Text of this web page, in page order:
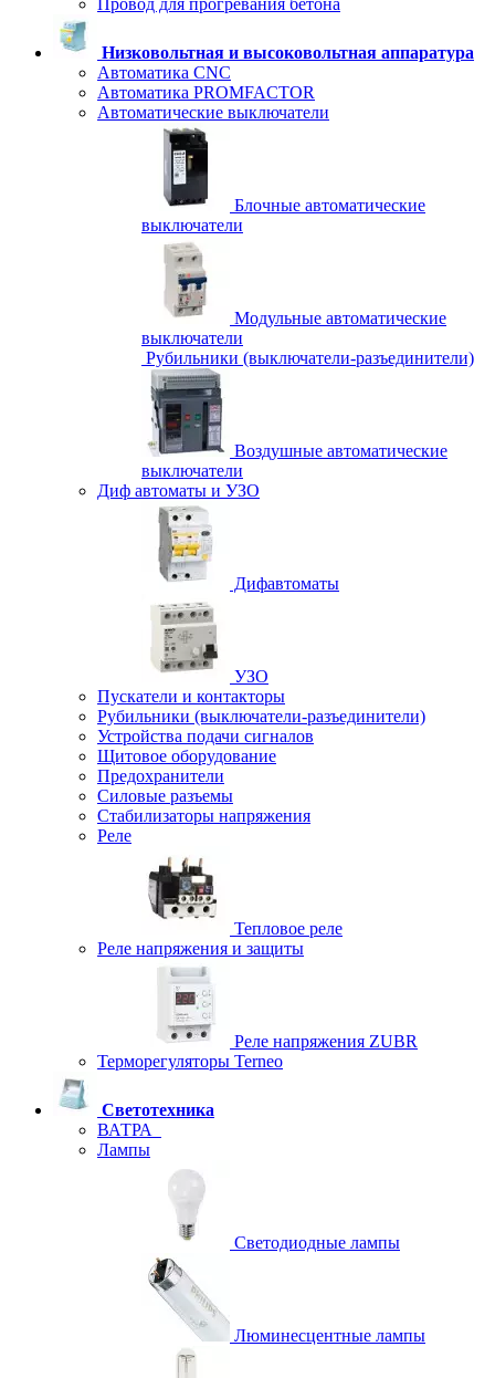
Провод для прогревания бетона
Низковольтная и высоковольтная аппаратура
Автоматика CNC
Автоматика PROMFACTOR
Автоматические выключатели
Блочные автоматические
выключатели
Модульные автоматические
выключатели
Рубильники (выключатели-разъединители)
Воздушные автоматические
выключатели
Диф автоматы и УЗО
Дифавтоматы
УЗО
Пускатели и контакторы
Рубильники (выключатели-разъединители)
Устройства подачи сигналов
Щитовое оборудование
Предохранители
Силовые разъемы
Стабилизаторы напряжения
Реле
Тепловое реле
Реле напряжения и защиты
Реле напряжения ZUBR
Терморегуляторы Terneo
Светотехника
ВАТРА
Лампы
Светодиодные лампы
Люминесцентные лампы